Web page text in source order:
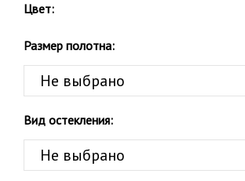
Цвет:
Размер полотна:
Вид остекления: